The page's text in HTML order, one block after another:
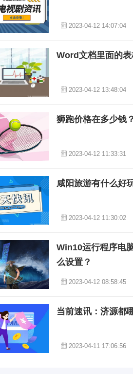
2023-04-12 14:07:04
Word文档里面的
2023-04-12 13:48:04
狮跑价格在多少钱
2023-04-12 11:33:31
咸阳旅游有什么好
2023-04-12 11:30:02
Win10运行程序电
么设置？
2023-04-12 08:58:45
当前速讯：济源都
2023-04-11 17:06:56